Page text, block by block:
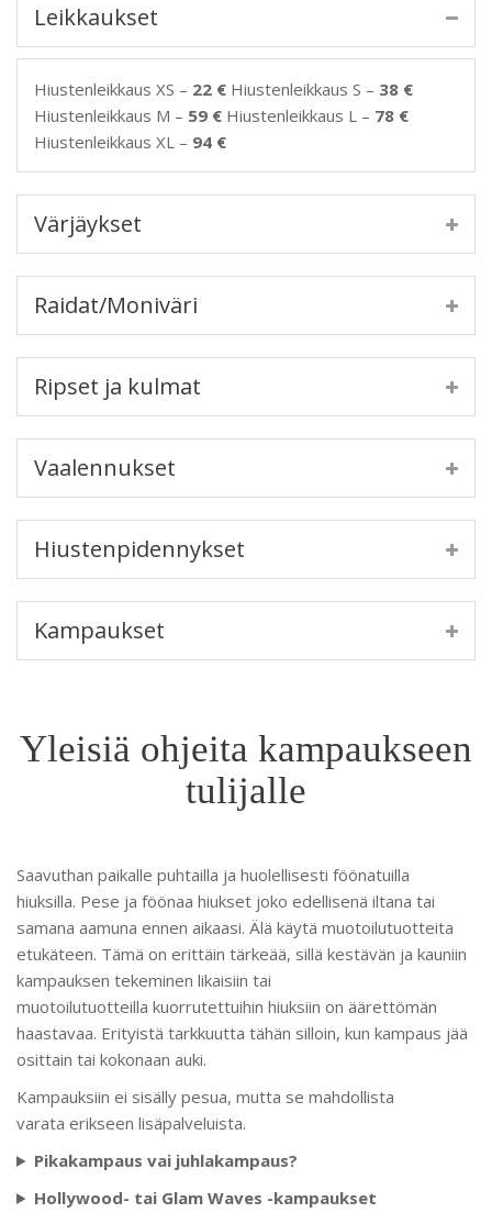
Leikkaukset
Hiustenleikkaus XS – 22 € Hiustenleikkaus S – 38 €
Hiustenleikkaus M – 59 € Hiustenleikkaus L – 78 €
Hiustenleikkaus XL – 94 €
Värjäykset
Raidat/Moniväri
Ripset ja kulmat
Vaalennukset
Hiustenpidennykset
Kampaukset
Yleisiä ohjeita kampaukseen
tulijalle
Saavuthan paikalle puhtailla ja huolellisesti föönatuilla
hiuksilla. Pese ja föönaa hiukset joko edellisenä iltana tai
samana aamuna ennen aikaasi. Älä käytä muotoilutuotteita
etukäteen. Tämä on erittäin tärkeää, sillä kestävän ja kauniin
kampauksen tekeminen likaisiin tai
muotoilutuotteilla kuorrutettuihin hiuksiin on äärettömän
haastavaa. Erityistä tarkkuutta tähän silloin, kun kampaus jää
osittain tai kokonaan auki.
Kampauksiin ei sisälly pesua, mutta se mahdollista
varata erikseen lisäpalveluista.
Pikakampaus vai juhlakampaus?
Hollywood- tai Glam Waves -kampaukset